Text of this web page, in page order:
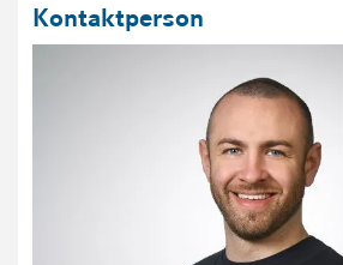
Kontaktperson